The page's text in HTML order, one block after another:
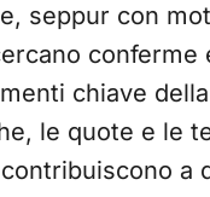
seppur con
conferme
chiave
le quote e le
a